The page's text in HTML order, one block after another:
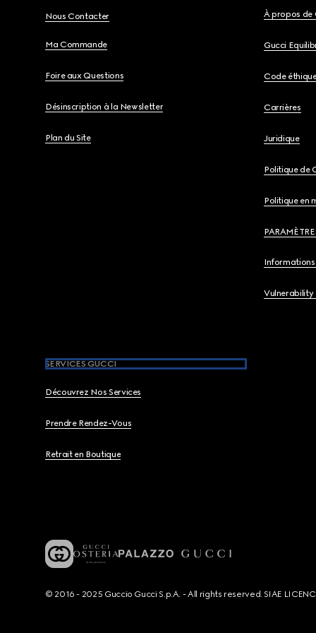
Nous Contacter
Ma Commande
Foire aux Questions
Désinscription à la Newsletter
Plan du Site
À propos de
Gucci
Code
Carrières
Juridique
Politique de
Politique en
Informations
Vulnerability
SERVICES GUCCI
Découvrez Nos Services
Prendre Rendez-Vous
Retrait en Boutique
© 2016 - 2025 Guccio Gucci S.p.A. - All rights reserved. SIAE